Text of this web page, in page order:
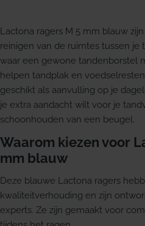
Lactona ragers M 5 mm blauw
reinigen van de ruimtes tussen je
waar een gewone tandenborstel
helpen tandplak en
geschikt als aanvulling op je
je extra aandacht wilt voor je
schoonhouden van een beugel.
Waarom kiezen voor
mm blauw
Deze blauwe Lactona ragers
kwaliteitverhouding en zijn
experts. Ze zijn gemaakt voor